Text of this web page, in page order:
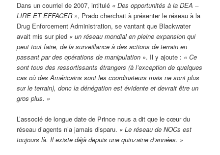
Dans un courriel de 2007, intitulé « Des opportunitésà la DEA –
LIRE ET EFFACER », Prado cherchait à présenter le réseau à la
Drug Enforcement Administration, se vantant que Blackwater
avait mis sur pied « un réseau mondial en pleine expansion qui
peut tout faire, de la surveillance à des actions de terrain en
passant par des opérations de manipulation ». Il y ajoute : « Ce
sont tous des ressortissants étrangers (à l’exception de quelques
cas où des Américains sont les coordinateurs mais ne sont plus
sur le terrain), donc la dénégation est évidente et devrait être un
gros plus. »
L’associé de longue date de Prince nous a dit que le cœur du
réseau d’agents n’a jamais disparu. « Le réseau de NOCs est
toujours là. Il existe déjà depuis une quinzaine d’années. »